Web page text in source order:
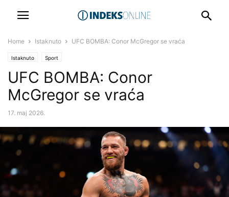
Home Istaknuto UFC BOMBA: Conor McGregor se vraća
Istaknuto Sport
UFC BOMBA: Conor
McGregor se vraća
17. maj 2026.